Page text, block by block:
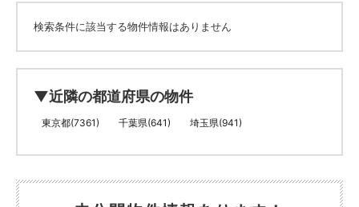
検索条件に該当する物件情報はありません
▼近隣の都道府県の物件
東京都(7361) 千葉県(641) 埼玉県(941)